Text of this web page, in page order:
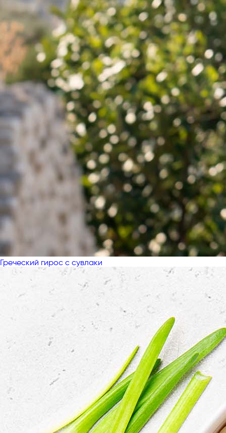
Греческий гирос с сувлаки